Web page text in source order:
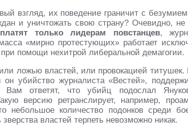
взгляд, их поведение граничит с
и уничтожать свою страну? Очевидно, не
платят только лидерам повстанцев,
«мирно протестующих» работает
помощи нехитрой либеральной демагогии.
ложью властей, или провокацией титушек.
он убийство журналиста «Вестей»,
Вам ответят, что убийц подослал
версию ретранслирует, например,
количество подонков среди
властей терпеть невозможно никак.